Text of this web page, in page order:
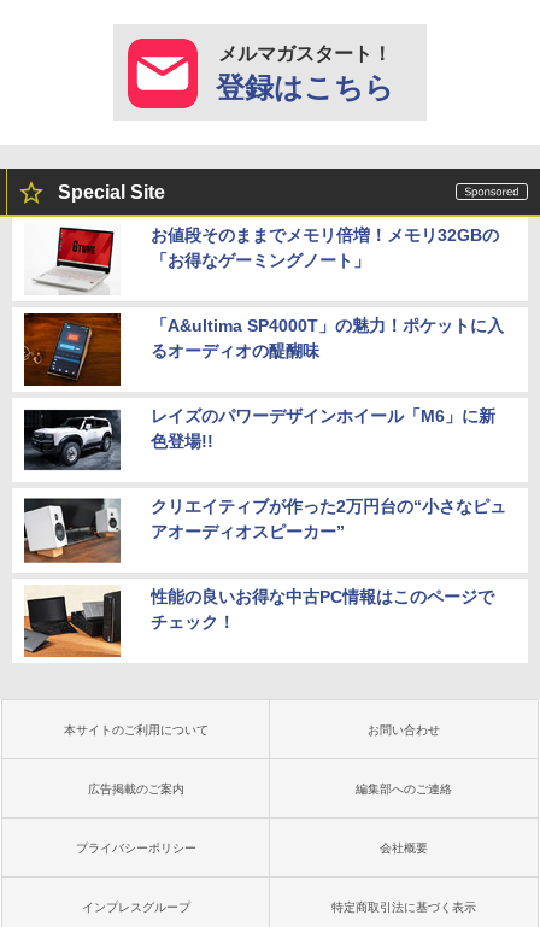
メルマガスタート！
登録はこちら
Special Site
お値段そのままでメモリ倍増！メモリ32GBの
「お得なゲーミングノート」
「A&ultima SP4000T」の魅力！ポケットに入
るオーディオの醍醐味
レイズのパワーデザインホイール「M6」に新
色登場!!
クリエイティブが作った2万円台の“小さなピュ
アオーディオスピーカー”
性能の良いお得な中古PC情報はこのページで
チェック！
本サイトのご利用について お問い合わせ
広告掲載のご案内 編集部へのご連絡
プライバシーポリシー 会社概要
インプレスグループ 特定商取引法に基づく表示